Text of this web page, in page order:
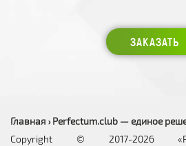
ЗАКАЗАТЬ
Главная › Perfectum.club — единое
Copyright © 2017-2026